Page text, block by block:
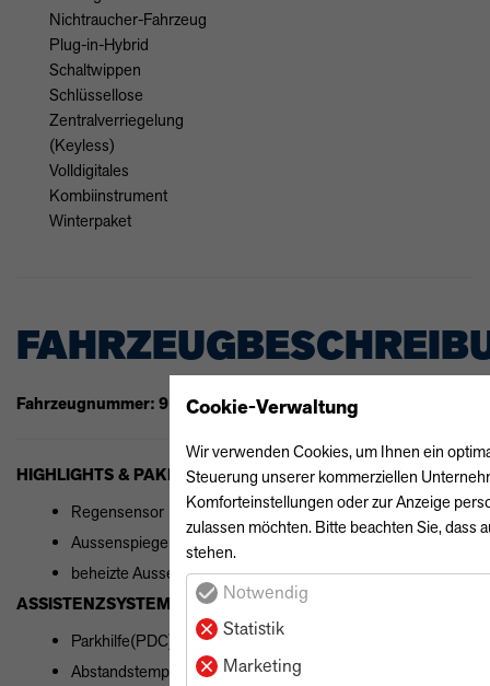
Nichtraucher-Fahrzeug
Plug-in-Hybrid
Schaltwippen
Schlüssellose
Zentralverriegelung
(Keyless)
Volldigitales
Kombiinstrument
Winterpaket
Fahrzeugnummer: 91134
HIGHLIGHTS & PAKETE
Regensensor
Aussenspiegel el. verstellbar
beheizte Aussenspiegel
ASSISTENZSYSTEME
Parkhilfe(PDC) vorne + hinten
Abstandstempomat
Cookie-Verwaltung
Wir verwenden Cookies, um Ihnen ein
Steuerung unserer kommerziellen
Komforteinstellungen oder zur Anzeige
zulassen möchten. Bitte beachten Sie, dass
stehen.
Notwendig
Statistik
Marketing